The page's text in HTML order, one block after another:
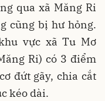
qua xã Măng Ri
cũng bị hư hỏng.
vực xã Tu Mơ
Ri) có 3 điểm
đứt gãy, chia cắt
kéo dài.